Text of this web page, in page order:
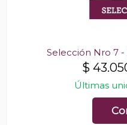
Selección Nro 7
$
Últimas